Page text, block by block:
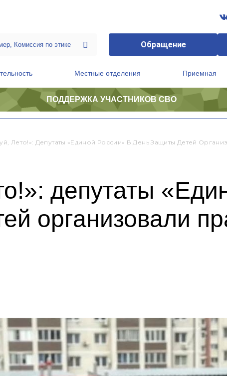
Обращение
Местные отделения Приемная
ПОДДЕРЖКА УЧАСТНИКОВ СВО
Лето!»: Депутаты «Единой России» В День Защиты Детей
депутаты
организовали